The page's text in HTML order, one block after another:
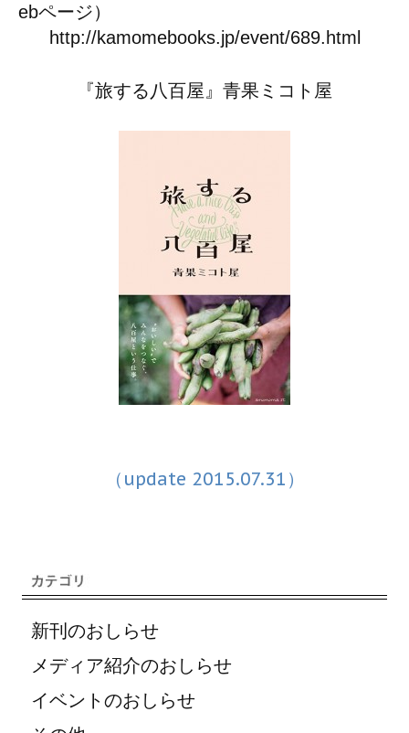
ebページ）
http://kamomebooks.jp/event/689.html
『旅する八百屋』青果ミコト屋
（update 2015.07.31）
新刊のおしらせ
メディア紹介のおしらせ
イベントのおしらせ